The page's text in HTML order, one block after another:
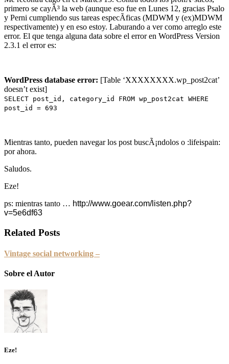
primero se cayÃ³ la web (aunque eso fue en Lunes 12, gracias Psalo
y Perni cumpliendo sus tareas especÃ­ficas (MDWM y (ex)MDWM
respectivamente) y en eso estoy. Laburando a ver como arreglo este
error. El que tenga alguna data sobre el error en WordPress Version
2.3.1 el error es:
WordPress database error: [Table ‘XXXXXXXX.wp_post2cat’
doesn’t exist]
SELECT post_id, category_id FROM wp_post2cat WHERE
post_id = 693
Mientras tanto, pueden navegar los post buscÃ¡ndolos o :lifeispain:
por ahora.
Saludos.
Eze!
ps: mientras tanto … http://www.goear.com/listen.php?
v=5e6df63
Related Posts
Vintage social networking –
Sobre el Autor
Eze!